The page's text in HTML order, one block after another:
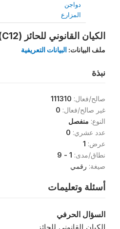
دواجن
المزارع
الكيان القانوني للحائز (C12)
ملف البيانات: البيانات التعريفية
نبذة
صالح/فعال: 111310
غير صالح/فعال: 0
النوع: منفصل
عدد عشري: 0
عرض: 1
نطاق/مدى: 1 - 9
صيغة: رقمي
أسئلة وتعليمات
السؤال الحرفي
الكيان القانوني للحائز